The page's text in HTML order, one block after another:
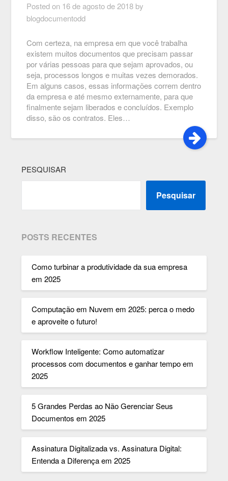
Posted on 16 de agosto de 2018 by
blogdocumentodd
Com certeza, na empresa em que você trabalha
existem muitos documentos que precisam passar
por várias pessoas para que sejam aprovados, ou
seja, processos longos e muitas vezes demorados.
Em alguns casos, essas informações correm dentro
da empresa e até mesmo externamente, para que
finalmente sejam liberados e concluídos. Exemplo
disso, são os contratos. Eles…
PESQUISAR
Pesquisar
POSTS RECENTES
Como turbinar a produtividade da sua empresa
em 2025
Computação em Nuvem em 2025: perca o medo
e aproveite o futuro!
Workflow Inteligente: Como automatizar
processos com documentos e ganhar tempo em
2025
5 Grandes Perdas ao Não Gerenciar Seus
Documentos em 2025
Assinatura Digitalizada vs. Assinatura Digital:
Entenda a Diferença em 2025